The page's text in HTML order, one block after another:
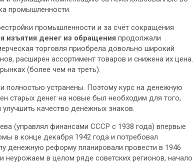
промышленности.
промышленности и за счёт сокращения
изъятия денег из обращения продолжали
торговля приобрела довольно широкий
расширен ассортимент товаров и снижена их цена.
(более чем на треть).
полностью устранены. Поэтому курс на денежную
старых денег на новые был необходим для того,
качество денежных знаков.
(управлял финансами СССР с 1938 года) впервые
в конце декабря 1942 года и потребовал
денежную реформу планировали провести в 1946
в целом ряде советских регионов, начало